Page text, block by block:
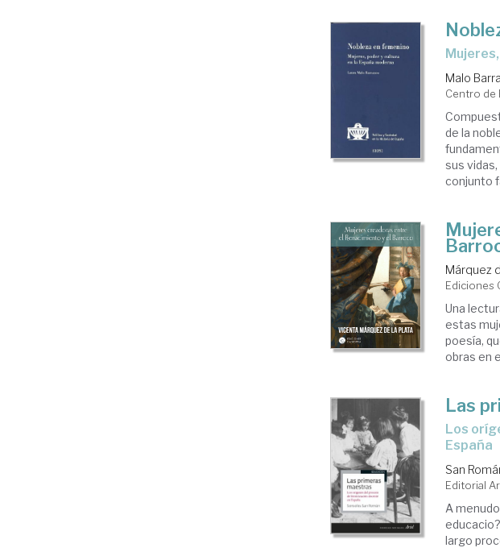
Malo
Centro de
de la
sus
conjunto
Márquez
Ediciones
Una
estas
poesía,
obras en
Las
los orígenes del proceso de feminización docente en
España
San
Editorial
A
largo